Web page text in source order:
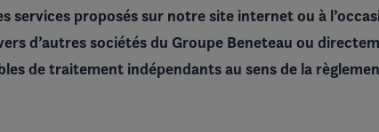
proposés sur notre site internet ou à
d’autres sociétés du Groupe Beneteau ou
de traitement indépendantsau sens de la